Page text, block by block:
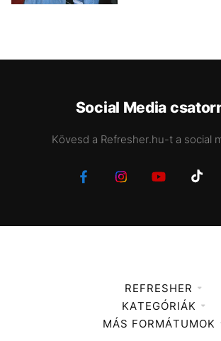
Social Media
Kövesd a Refresher.hu-t a social
REFRESHER
Médiaajánlat
KATEGÓRIÁK
Zene
MÁS FORMÁTUMOK